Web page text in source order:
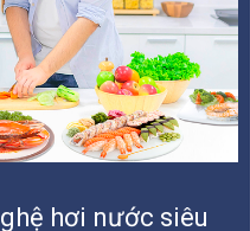
hơi nước siêu